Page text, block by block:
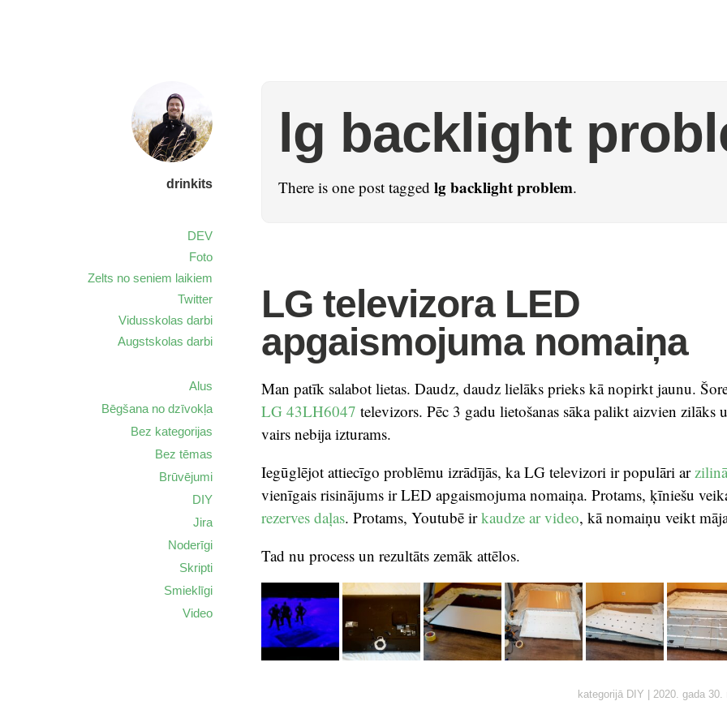
drinkits
DEV
Foto
Zelts no seniem laikiem
Twitter
Vidusskolas darbi
Augstskolas darbi
lg backlight
There is one post tagged lg backlight problem.
LG televizora LED
apgaismojuma nomaiņa
Man patīk salabot lietas. Daudz, daudz lielāks prieks kā nopirkt jaunu.
LG 43LH6047 televizors. Pēc 3 gadu lietošanas sāka palikt aizvien zilāks
vairs nebija izturams.
Iegūglējot attiecīgo problēmu izrādījās, ka LG televizori ir populāri ar
vienīgais risinājums ir LED apgaismojuma nomaiņa. Protams, ķīniešu
rezerves daļas. Protams, Youtubē irkaudze ar video, kā nomaiņu veikt
Tad nu process un rezultāts zemāk attēlos.
kategorijā DIY 2020. gada 30.
Alus
Bēgšana no dzīvokļa
Bez kategorijas
Bez tēmas
Brūvējumi
DIY
Jira
Noderīgi
Skripti
Smieklīgi
Video